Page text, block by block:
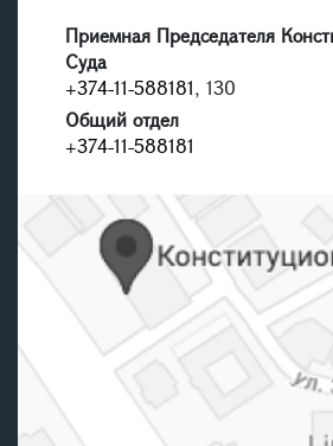
Приемная Председателя
Суда
+374-11-588181, 130
Общий отдел
+374-11-588181